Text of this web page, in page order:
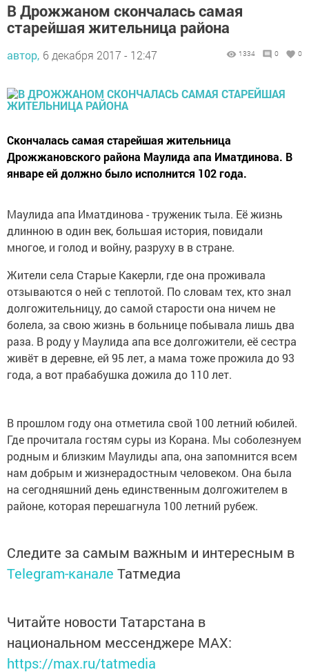
В Дрожжаном скончалась самая
старейшая жительница района
автор, 6 декабря 2017 - 12:47 1334 0 0
Скончалась самая старейшая жительница
Дрожжановского района Маулида апа Иматдинова. В
январе ей должно было исполнится 102 года.
Маулида апа Иматдинова - труженик тыла. Её жизнь
длинною в один век, большая история, повидали
многое, и голод и войну, разруху в в стране.
Жители села Старые Какерли, где она проживала
отзываются о ней с теплотой. По словам тех, кто знал
долгожительницу, до самой старости она ничем не
болела, за свою жизнь в больнице побывала лишь два
раза. В роду у Маулида апа все долгожители, её сестра
живёт в деревне, ей 95 лет, а мама тоже прожила до 93
года, а вот прабабушка дожила до 110 лет.
В прошлом году она отметила свой 100 летний юбилей.
Где прочитала гостям суры из Корана. Мы соболезнуем
родным и близким Маулиды апа, она запомнится всем
нам добрым и жизнерадостным человеком. Она была
на сегодняшний день единственным долгожителем в
районе, которая перешагнула 100 летний рубеж.
Следите за самым важным и интересным в
Telegram-канале Татмедиа
Читайте новости Татарстана в
национальном мессенджере MАХ:
https://max.ru/tatmedia